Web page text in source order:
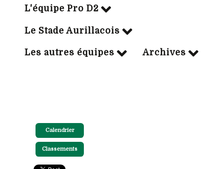
L'équipe Pro D2
Le Stade Aurillacois
Les autres équipes Archives
Calendrier
Classements